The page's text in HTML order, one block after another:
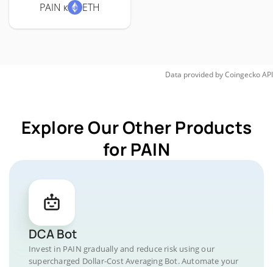
PAIN к ETH
Data provided byCoingeckoAPI
Explore Our Other Products
for PAIN
DCA Bot
Invest in PAIN gradually and reduce risk using our
supercharged Dollar-Cost Averaging Bot. Automate your